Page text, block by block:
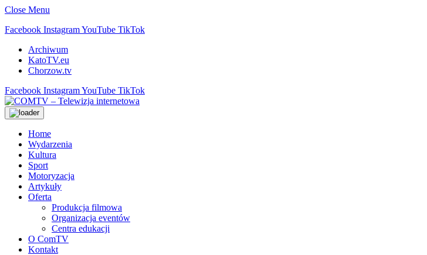
Close Menu
Facebook InstagramYouTube TikTok
Archiwum
KatoTV.eu
Chorzow.tv
Facebook InstagramYouTube TikTok
Home
Wydarzenia
Kultura
Sport
Motoryzacja
Artykuły
Oferta
Produkcja filmowa
Organizacja eventów
Centra edukacji
O ComTV
Kontakt